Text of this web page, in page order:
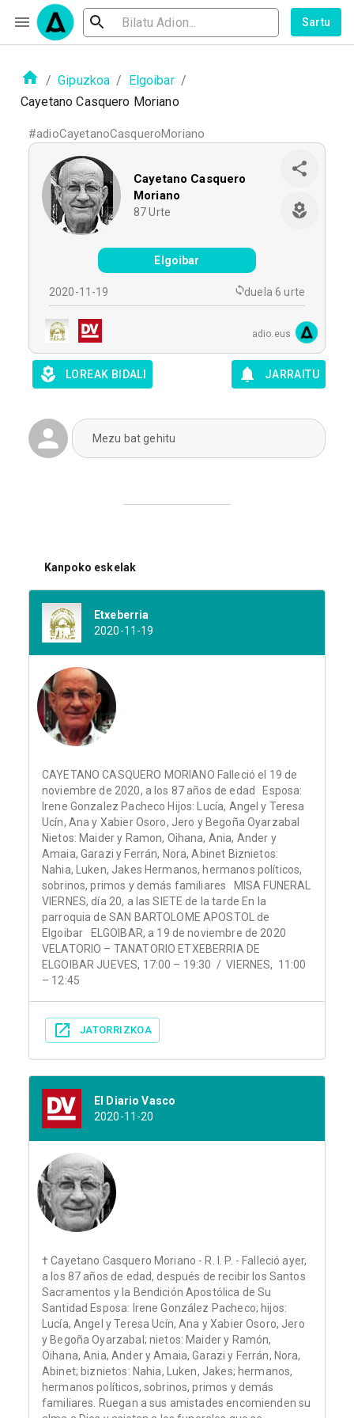
Sartu
/ Gipuzkoa / Elgoibar /
Cayetano Casquero Moriano
#adioCayetanoCasqueroMoriano
Cayetano Casquero
Moriano
87 Urte
Elgoibar
2020-11-19 duela 6 urte
adio.eus
LOREAK BIDALI JARRAITU
Mezu bat gehitu
Kanpoko eskelak
Etxeberria
2020-11-19
CAYETANO CASQUERO MORIANO Falleció el 19 de
noviembre de 2020, a los 87 años de edad Esposa:
Irene Gonzalez Pacheco Hijos: Lucía, Angel y Teresa
Ucín, Ana y Xabier Osoro, Jero y Begoña Oyarzabal
Nietos: Maider y Ramon, Oihana, Ania, Ander y
Amaia, Garazi y Ferrán, Nora, Abinet Biznietos:
Nahia, Luken, Jakes Hermanos, hermanos políticos,
sobrinos, primos y demás familiares MISA FUNERAL
VIERNES, día 20, a las SIETE de la tarde En la
parroquia de SAN BARTOLOME APOSTOL de
Elgoibar ELGOIBAR, a 19 de noviembre de 2020
VELATORIO – TANATORIO ETXEBERRIA DE
ELGOIBAR JUEVES, 17:00 – 19:30 / VIERNES, 11:00
– 12:45
JATORRIZKOA
El Diario Vasco
2020-11-20
† Cayetano Casquero Moriano - R. I. P. - Falleció ayer,
a los 87 años de edad, después de recibir los Santos
Sacramentos y la Bendición Apostólica de Su
Santidad Esposa: Irene González Pacheco; hijos:
Lucía, Angel y Teresa Ucín, Ana y Xabier Osoro, Jero
y Begoña Oyarzabal; nietos: Maider y Ramón,
Oihana, Ania, Ander y Amaia, Garazi y Ferrán, Nora,
Abinet; biznietos: Nahia, Luken, Jakes; hermanos,
hermanos políticos, sobrinos, primos y demás
familiares. Ruegan a sus amistades encomienden su